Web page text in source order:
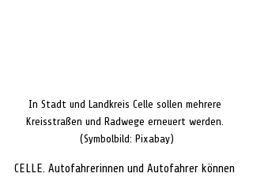
In Stadt und Landkreis Celle sollen mehrere
Kreisstraßen und Radwege erneuert werden.
(Symbolbild: Pixabay)
CELLE. Autofahrerinnen und Autofahrer können